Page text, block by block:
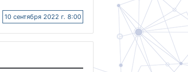
10 сентября 2022 г. 8:00